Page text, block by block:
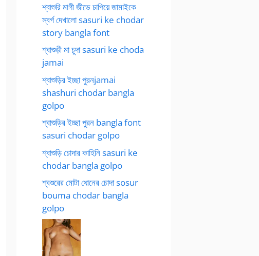
শ্বাশুরি মাগী জীভে চাপিয়ে জামাইকে
স্বর্গ দেখালো sasuri ke chodar
story bangla font
শ্বাশুড়ী মা চুদা sasuri ke choda
jamai
শ্বাশুড়ির ইচ্ছা পুরনjamai
shashuri chodar bangla
golpo
শ্বাশুড়ির ইচ্ছা পুরন bangla font
sasuri chodar golpo
শ্বাশুড়ি চোদার কাহিনি sasuri ke
chodar bangla golpo
শ্বশুরের মোটা ধোনের চোদা sosur
bouma chodar bangla
golpo